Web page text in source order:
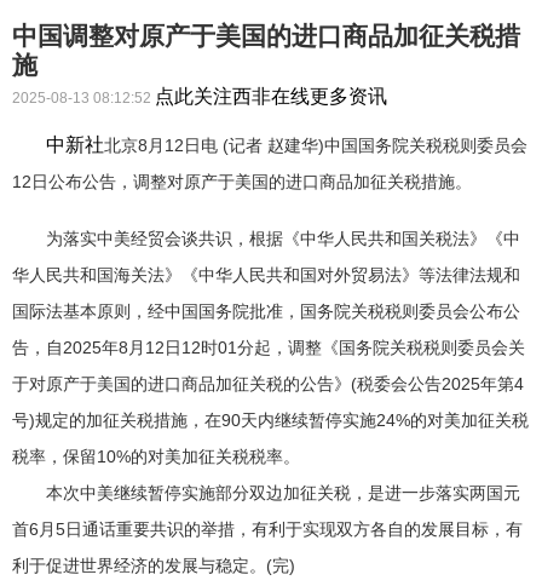
中国调整对原产于美国的进口商品加征关税措
施
2025-08-13 08:12:52 点此关注西非在线更多资讯
中新社北京8月12日电 (记者 赵建华)中国国务院关税税则委员会
12日公布公告，调整对原产于美国的进口商品加征关税措施。
为落实中美经贸会谈共识，根据《中华人民共和国关税法》《中
华人民共和国海关法》《中华人民共和国对外贸易法》等法律法规和
国际法基本原则，经中国国务院批准，国务院关税税则委员会公布公
告，自2025年8月12日12时01分起，调整《国务院关税税则委员会关
于对原产于美国的进口商品加征关税的公告》(税委会公告2025年第4
号)规定的加征关税措施，在90天内继续暂停实施24%的对美加征关税
税率，保留10%的对美加征关税税率。
本次中美继续暂停实施部分双边加征关税，是进一步落实两国元
首6月5日通话重要共识的举措，有利于实现双方各自的发展目标，有
利于促进世界经济的发展与稳定。(完)